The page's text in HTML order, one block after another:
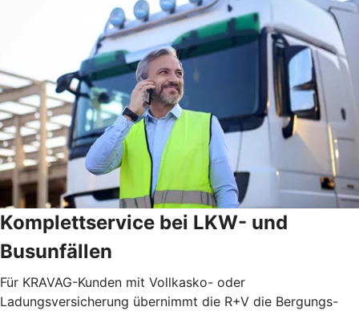
Komplettservice bei LKW- und
Busunfällen
Für KRAVAG-Kunden mit Vollkasko- oder
Ladungsversicherung übernimmt die R+V die Bergungs-